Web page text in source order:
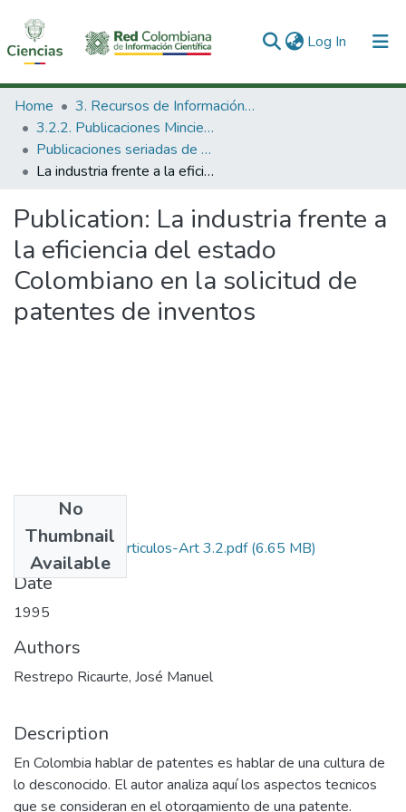
Log In (current)
Communities & Collections
All of DSpace
Statistics
Home
3. Recursos de Información Científica y Tecnológica
3.2.2. Publicaciones Minciencias
Publicaciones seriadas de Minciencias
La industria frente a la eficiencia del estado Colombiano en la solicitud de patentes de inventos
Publication: La industria frente a
la eficiencia del estado
Colombiano en la solicitud de
patentes de inventos
No
Thumbnail
Available
1995-V13-N3-Articulos-Art 3.2.pdf(6.65 MB)
Date
1995
Authors
Restrepo Ricaurte, José Manuel
Description
En Colombia hablar de patentes es hablar de una cultura de
lo desconocido. El autor analiza aquí los aspectos tecnicos
que se consideran en el otorgamiento de una patente.